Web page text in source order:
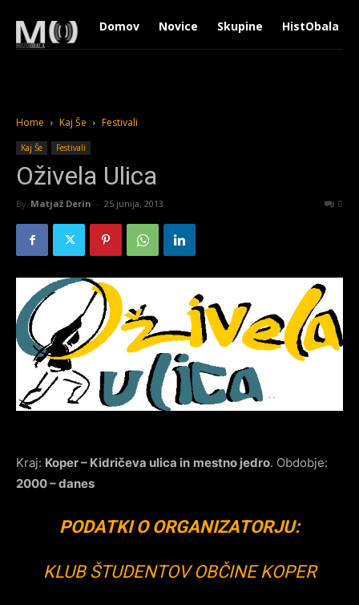
Domov Novice Skupine HistObala
Home Kaj Še Festivali
Kaj Še Festivali
Oživela Ulica
By Matjaž Derin - 25 junija, 2013 0
Kraj: Koper – Kidričeva ulica in mestno jedro. Obdobje:
2000 – danes
PODATKI O ORGANIZATORJU:
KLUB ŠTUDENTOV OBČINE KOPER